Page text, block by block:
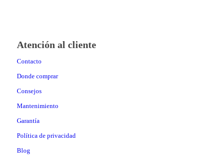
Atención al cliente
Contacto
Donde comprar
Consejos
Mantenimiento
Garantía
Política de privacidad
Blog